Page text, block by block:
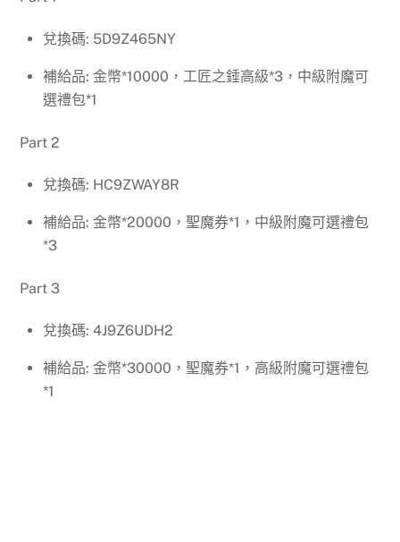
兌換碼: 5D9Z465NY
補給品: 金幣*10000，工匠之錘高級*3，中級附魔可
選禮包*1
Part 2
兌換碼: HC9ZWAY8R
補給品: 金幣*20000，聖魔券*1，中級附魔可選禮包
*3
Part 3
兌換碼: 4J9Z6UDH2
補給品: 金幣*30000，聖魔券*1，高級附魔可選禮包
*1